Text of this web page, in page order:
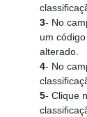
3- No
um
alterado.
4- No
5- Clique